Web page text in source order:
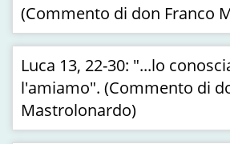
(Commento di don Franco
Luca 13, 22-30: "...lo
l'amiamo". (Commento di
Mastrolonardo)